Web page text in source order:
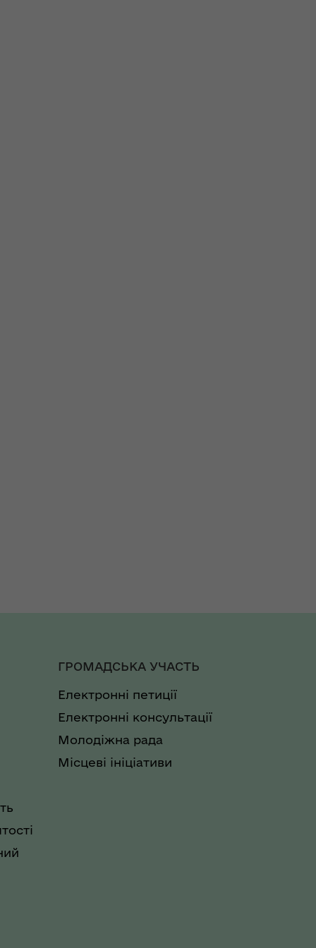
ГРОМАДСЬКА УЧАСТЬ
Електронні петиції
Електронні консультації
Молодіжна рада
Місцеві ініціативи